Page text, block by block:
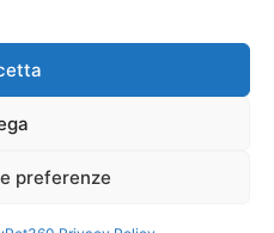
preferenze
channel
official
2026